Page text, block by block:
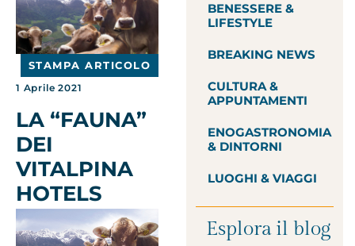
STAMPA ARTICOLO
1 Aprile 2021
LA “FAUNA”
DEI
VITALPINA
HOTELS
BENESSERE &
LIFESTYLE
BREAKING NEWS
CULTURA &
APPUNTAMENTI
ENOGASTRONOMIA
& DINTORNI
LUOGHI & VIAGGI
Esplora il blog